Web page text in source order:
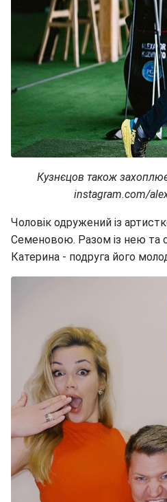
Кузнєцов також
instagram.com/
Чоловік одружений із
Семеновою. Разом із нею та
Катерина - подруга його